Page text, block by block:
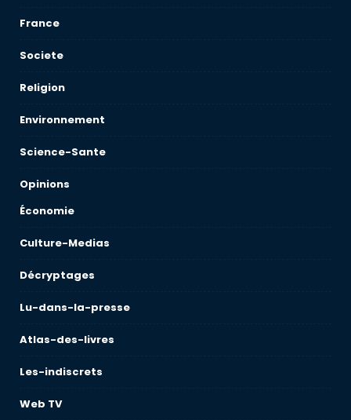
France
Societe
Religion
Environnement
Science-Sante
Opinions
Économie
Culture-Medias
Décryptages
Lu-dans-la-presse
Atlas-des-livres
Les-indiscrets
Web TV